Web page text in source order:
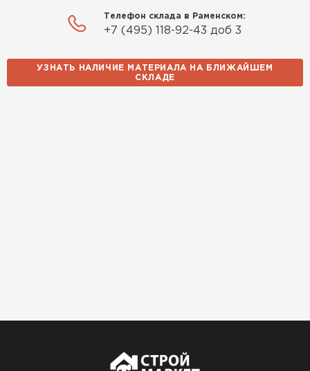
Телефон склада в Раменском:
+7 (495) 118-92-43 доб 3
УЗНАТЬ НАЛИЧИЕ МАТЕРИАЛА НА БЛИЖАЙШЕМ
СКЛАДЕ